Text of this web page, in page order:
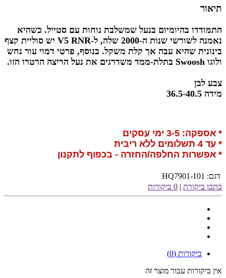
תיאור
התמודדו בהיומיום בנעל שמשלבת נוחות עם סטייל. כשהיא
נאמנה לשורשי שנות ה-2000 שלה, ל-V5 RNR יש סוליית קצף
בינונית שהיא עבה אך קלת משקל. בנוסף, פרטי דמוי עור נחש
ולוגו Swoosh בתלת-ממד משדרגים את נעל הריצה הרטרו הזו.
צבע לבן
מידה 36.5-40.5
* אספקה: 3-5 ימי עסקים
* עד 4 תשלומים ללא ריבית
* אפשרות החלפה/החזרה - בכפוף לתקנון
דגם: HQ7901-101
כתבו ביקורת | 0 ביקורות
ביקורות (0)
אין ביקורות עבור מוצר זה